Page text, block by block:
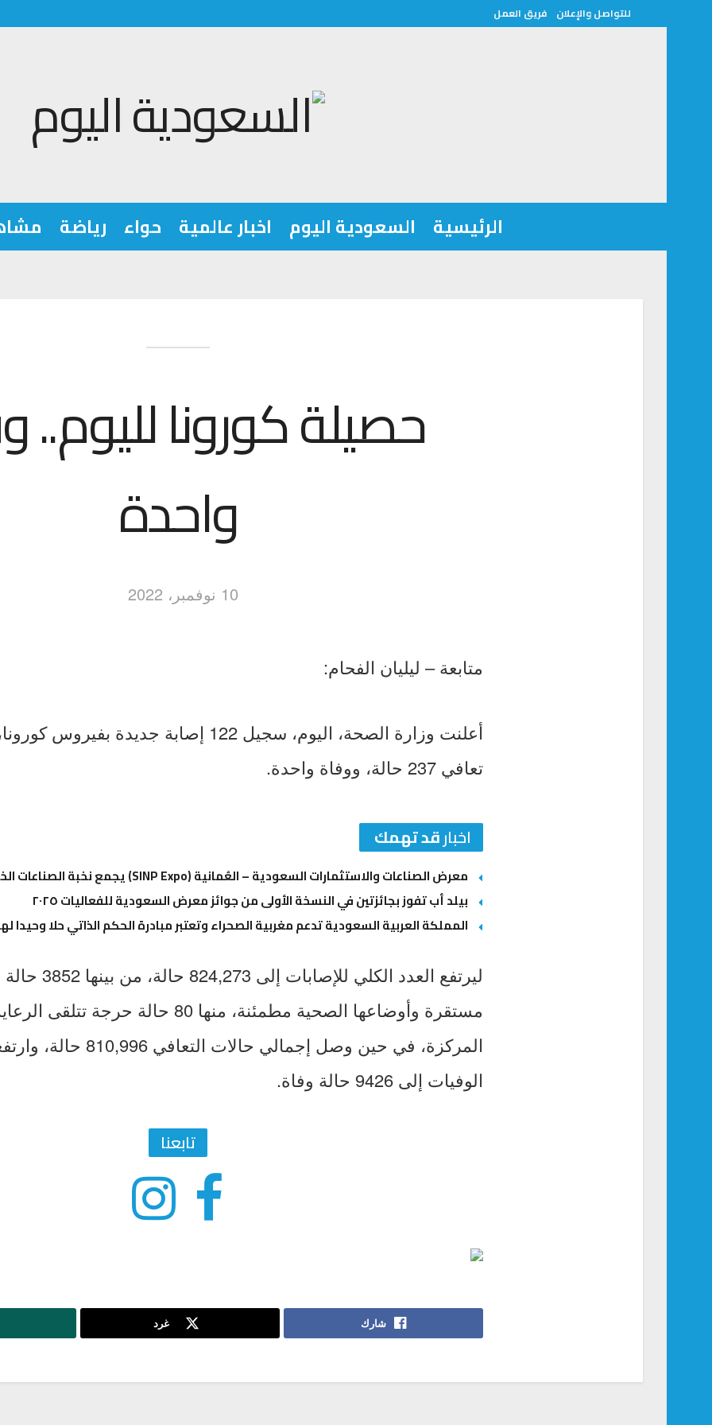
للتواصل والإعلان فريق العمل
الرئيسية السعودية اليوم اخبار عالمية حواء رياضة
حصيلة كورونا لليوم..
واحدة
10 نوفمبر، 2022
متابعة – ليليان الفحام:
أعلنت وزارة الصحة، اليوم، سجيل 122 إصابة جديدة
تعافي 237 حالة، ووفاة واحدة.
اخبارقد تهمك
معرض الصناعات والاستثمارات السعودية – العُمانية (SINP Expo) يجمع نخبة الصناعات الخليجية تحت سقف واحد
بيلد أب تفوز بجائزتين في النسخة الأولى من جوائز معرض السعودية للفعاليات ٢٠٢٥
المملكة العربية السعودية تدعم مغربية الصحراء وتعتبر مبادرة الحكم الذاتي حلا وحيدا
ليرتفع العدد
مستقرة وأوضاعها الصحية مطمئنة، منها 80 حالة
المركزة، في حين وصل إجمالي حالات
الوفيات إلى 9426 حالة وفاة.
تابعنا
شارك غرد